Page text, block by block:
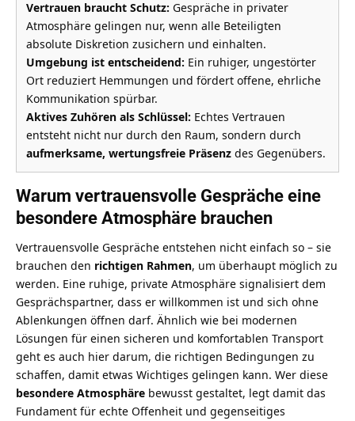
Vertrauen braucht Schutz: Gespräche in privater
Atmosphäre gelingen nur, wenn alle Beteiligten
absolute Diskretion zusichern und einhalten.
Umgebung ist entscheidend: Ein ruhiger, ungestörter
Ort reduziert Hemmungen und fördert offene, ehrliche
Kommunikation spürbar.
Aktives Zuhören als Schlüssel: Echtes Vertrauen
entsteht nicht nur durch den Raum, sondern durch
aufmerksame, wertungsfreie Präsenz des Gegenübers.
Warum vertrauensvolle Gespräche eine
besondere Atmosphäre brauchen
Vertrauensvolle Gespräche entstehen nicht einfach so – sie
brauchen den richtigen Rahmen, um überhaupt möglich zu
werden. Eine ruhige, private Atmosphäre signalisiert dem
Gesprächspartner, dass er willkommen ist und sich ohne
Ablenkungen öffnen darf. Ähnlich wie bei modernen
Lösungen für einen sicheren und komfortablen Transport
geht es auch hier darum, die richtigen Bedingungen zu
schaffen, damit etwas Wichtiges gelingen kann. Wer diese
besondere Atmosphäre bewusst gestaltet, legt damit das
Fundament für echte Offenheit und gegenseitiges